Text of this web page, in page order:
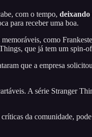
com o tempo, deixando
para receber uma boa.
como
que já tem um spin-
que a empresa
A série Stranger
da comunidade,